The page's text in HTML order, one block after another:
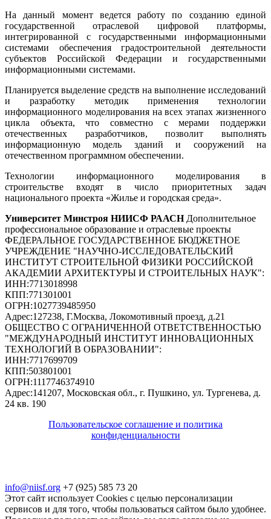
На данный момент ведется работу по созданию единой
государственной отраслевой цифровой платформы,
интегрированной с государственными информационными
системами обеспечения градостроительной деятельности
субъектов Российской Федерации и государственными
информационными системами.
Планируется выделение средств на выполнение исследований
и разработку методик применения технологии
информационного моделирования на всех этапах жизненного
цикла объекта, что совместно с мерами поддержки
отечественных разработчиков, позволит выполнять
информационную модель зданий и сооружений на
отечественном программном обеспечении.
Технологии информационного моделирования в
строительстве входят в число приоритетных задач
национального проекта «Жилье и городская среда».
Университет Минстроя НИИСФ РААСН Дополнительное
профессиональное образование и отраслевые проекты
ФЕДЕРАЛЬНОЕ ГОСУДАРСТВЕННОЕ БЮДЖЕТНОЕ
УЧРЕЖДЕНИЕ "НАУЧНО-ИССЛЕДОВАТЕЛЬСКИЙ
ИНСТИТУТ СТРОИТЕЛЬНОЙ ФИЗИКИ РОССИЙСКОЙ
АКАДЕМИИ АРХИТЕКТУРЫ И СТРОИТЕЛЬНЫХ НАУК":
ИНН:7713018998
КПП:771301001
ОГРН:1027739485950
Адрес:127238, Г.Москва, Локомотивный проезд, д.21
ОБЩЕСТВО С ОГРАНИЧЕННОЙ ОТВЕТСТВЕННОСТЬЮ
"МЕЖДУНАРОДНЫЙ ИНСТИТУТ ИННОВАЦИОННЫХ
ТЕХНОЛОГИЙ В ОБРАЗОВАНИИ":
ИНН:7717699709
КПП:503801001
ОГРН:1117746374910
Адрес:141207, Московская обл., г. Пушкино, ул. Тургенева, д.
24 кв. 190
Пользовательское соглашение и политика
конфиденциальности
info@niisf.org +7 (925) 585 73 20
Этот сайт использует Cookies с целью персонализации
сервисов и для того, чтобы пользоваться сайтом было удобнее.